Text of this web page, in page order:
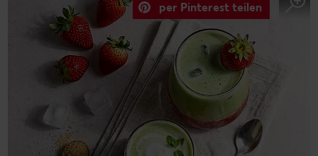
per Pinterest teilen